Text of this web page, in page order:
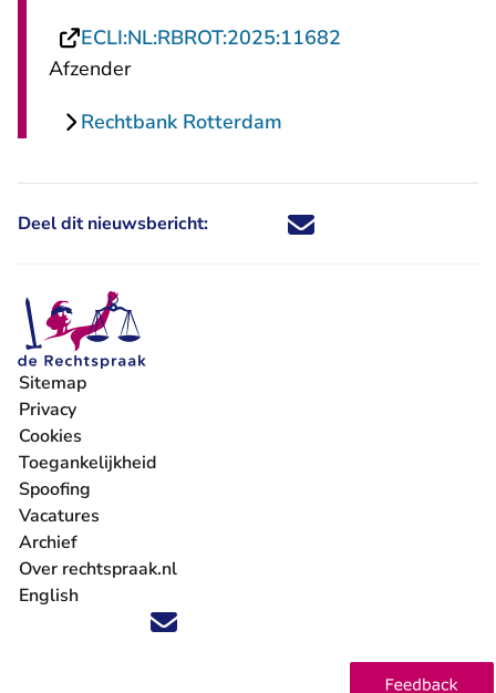
ECLI:NL:RBROT:2025:11682
Afzender
Rechtbank Rotterdam
Deel dit nieuwsbericht: Deel dit nieuwsbericht via X -
Deel dit nieuwsbericht via
Deel dit nieuwsbericht
Deel dit
Volg ons op X (Twitter) - U verlaat Rechtspraak.nl
Volg ons op Facebook - U verlaat Rechtspraak.nl
Volg ons op Instagram - U verlaat Rechtspraak.nl
Volg ons op Youtube - U verlaat Rechtspraak.nl
Volg ons op LinkedIn - U verlaat
'Blijf op de hoogte' nieuwsbrief - U verlaat
Sitemap
Privacy
Cookies
Toegankelijkheid
Spoofing
Vacatures
- U verlaat Rechtspraak.nl
Archief
Over rechtspraak.nl
English